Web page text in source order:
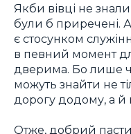
Якби вівці не
були б приречені.
є стосунком
в певний момент
дверима. Бо лише
можуть знайти не
дорогу додому, а й
Отже, добрий